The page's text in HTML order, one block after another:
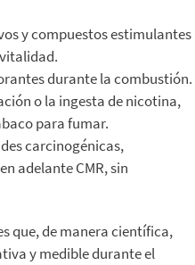
y compuestos estimulantes
durante la combustión.
o la ingesta de nicotina,
para fumar.
carcinogénicas,
adelante CMR, sin
que, de manera científica,
y medible durante el